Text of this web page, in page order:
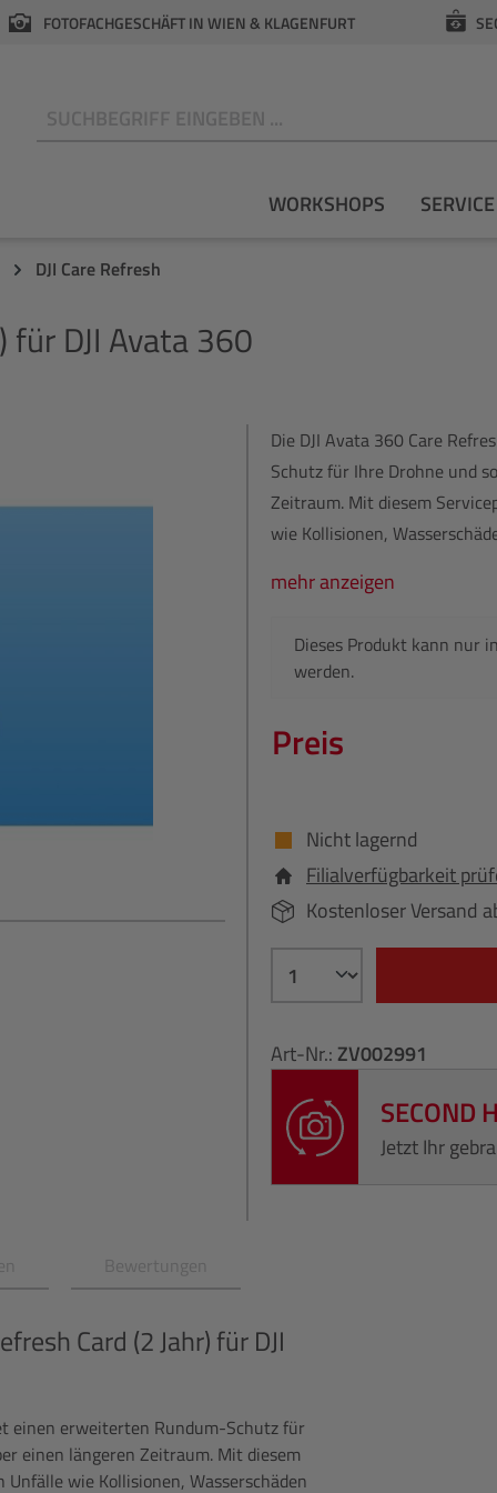
FOTOFACHGESCHÄFT IN WIEN & KLAGENFURT
WORKSHOPS SERVICE
DJI Care Refresh
für DJI Avata 360
Die DJI Avata 360 Care
Schutz für Ihre Drohne und
Zeitraum. Mit diesem
wie Kollisionen,
mehr anzeigen
Dieses Produkt kann nur
werden.
Preis
Nicht lagernd
Filialverfügbarkeit
Kostenloser Versand
Art-Nr.: ZV002991
SECOND
Jetzt Ihr
Bewertungen
Card (2 Jahr) für DJI
einen erweiterten Rundum-Schutz für
einen längeren Zeitraum. Mit diesem
wie Kollisionen, Wasserschäden